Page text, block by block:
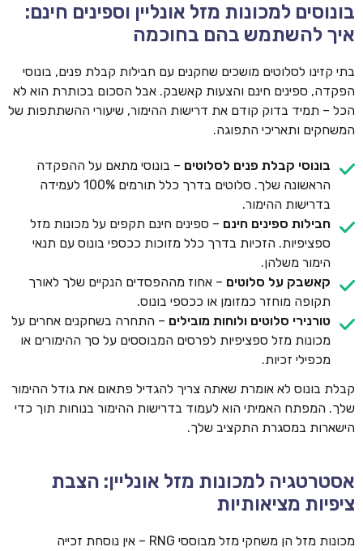
בונוסים למכונות מזל אונליין וספינים חינם:
איך להשתמש בהם בחוכמה
בתי קזינו לסלוטים מושכים שחקנים עם חבילות קבלת פנים, בונוסי
הפקדה, ספינים חינם והצעות קאשבק. אבל הסכום בכותרת הוא לא
הכל – תמיד בדוק קודם את דרישות ההימור, שיעורי ההשתתפות של
המשחקים ותאריכי התפוגה.
בונוסי קבלת פנים לסלוטים – בונוסי מתאם על ההפקדה
הראשונה שלך. סלוטים בדרך כלל תורמים 100% לעמידה
בדרישות ההימור.
חבילות ספינים חינם – ספינים חינם תקפים על מכונות מזל
ספציפיות. הזכיות בדרך כלל מזוכות ככספי בונוס עם תנאי
הימור משלהן.
קאשבק על סלוטים – אחוז מההפסדים הנקיים שלך לאורך
תקופה מוחזר כמזומן או ככספי בונוס.
טורנירי סלוטים ולוחות מובילים – התחרה בשחקנים אחרים על
מכונות מזל ספציפיות לפרסים המבוססים על סך ההימורים או
מכפילי זכיות.
קבלת בונוס לא אומרת שאתה צריך להגדיל פתאום את גודל ההימור
שלך. המפתח האמיתי הוא לעמוד בדרישות ההימור בנוחות תוך כדי
הישארות במסגרת התקציב שלך.
אסטרטגיה למכונות מזל אונליין: הצבת
ציפיות מציאותיות
מכונות מזל הן משחקי מזל מבוססי RNG – אין נוסחת זכייה